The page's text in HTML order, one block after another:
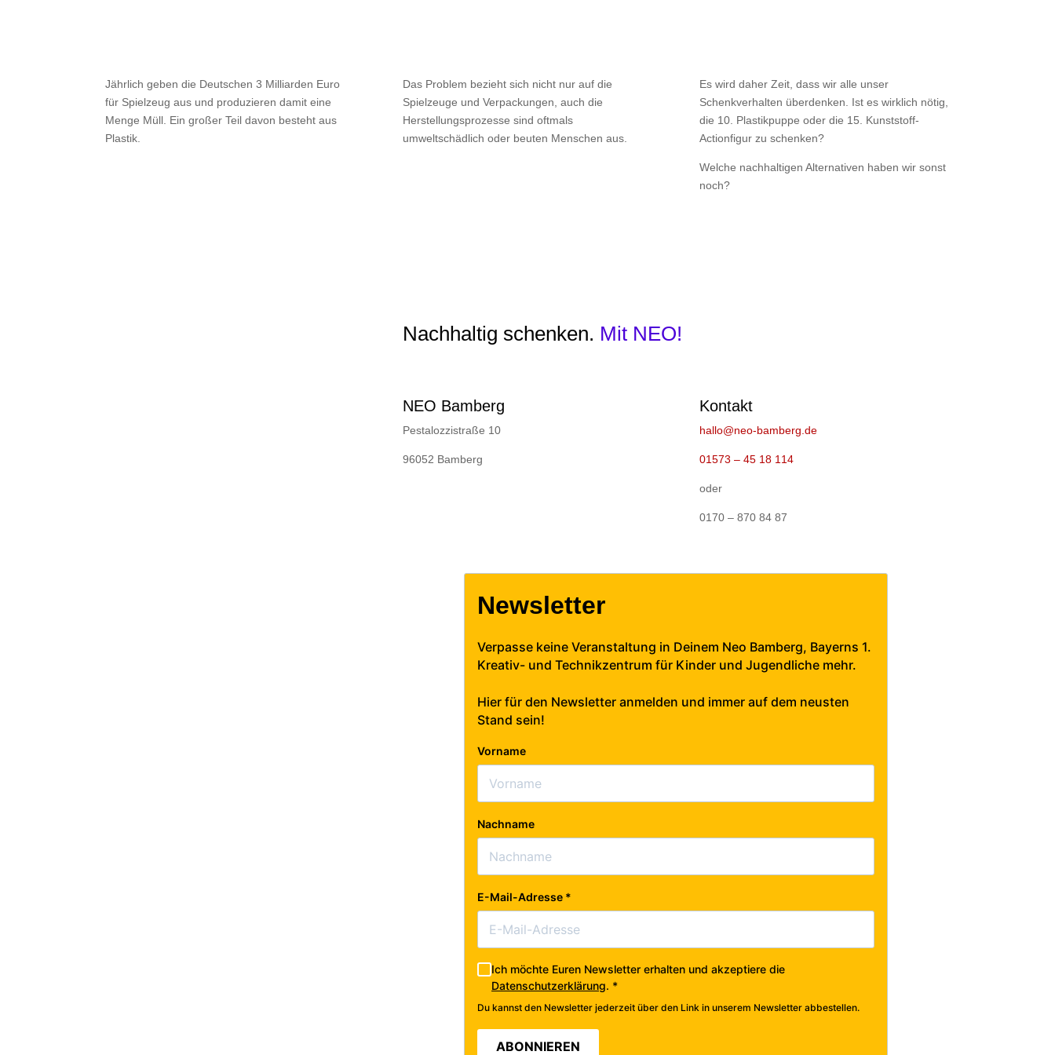
Jährlich geben die Deutschen 3 Milliarden Euro
für Spielzeug aus und produzieren damit eine
Menge Müll. Ein großer Teil davon besteht aus
Plastik.
Das Problem bezieht sich nicht nur auf die
Spielzeuge und Verpackungen, auch die
Herstellungsprozesse sind oftmals
umweltschädlich oder beuten Menschen aus.
Es wird daher Zeit, dass wir alle unser
Schenkverhalten überdenken. Ist es wirklich nötig,
die 10. Plastikpuppe oder die 15. Kunststoff-
Actionfigur zu schenken?
Welche nachhaltigen Alternativen haben wir sonst
noch?
Nachhaltig schenken. Mit NEO!
NEO Bamberg
Pestalozzistraße 10
96052 Bamberg
Kontakt
hallo@neo-bamberg.de
01573 – 45 18 114
oder
0170 – 870 84 87
Newsletter
Verpasse keine Veranstaltung in Deinem Neo Bamberg, Bayerns 1.
Kreativ- und Technikzentrum für Kinder und Jugendliche mehr.
Hier für den Newsletter anmelden und immer auf dem neusten
Stand sein!
Vorname
Nachname
E-Mail-Adresse *
Ich möchte Euren Newsletter erhalten und akzeptiere die
Datenschutzerklärung. *
Du kannst den Newsletter jederzeit über den Link in unserem Newsletter abbestellen.
ABONNIEREN